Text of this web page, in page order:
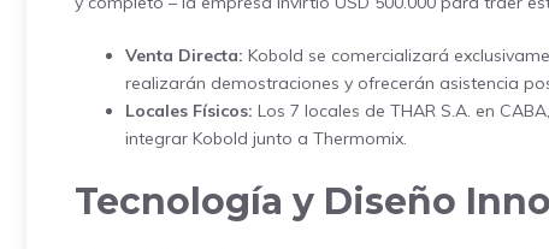
Venta Directa: Kobold se comercializará
realizarán demostraciones y ofrecerán asistencia
Locales Físicos: Los 7 locales de THAR S.A. en
integrar Kobold junto a Thermomix.
Tecnología y Diseño